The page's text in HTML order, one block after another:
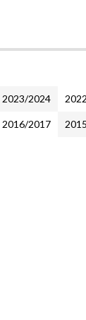
2023/2024
2016/2017